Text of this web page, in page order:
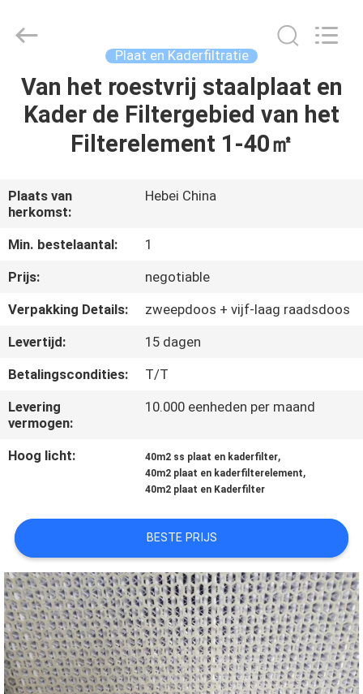
HUIS
PRODUCTEN
VIDEO'S
ONGEVEER
ONS
FABRIEKSREIS
KWALITEITSCONTROLE
CONTACTEER
ONS
GEVALLEN
SITEMAP
PRIVACY
POLICY
Rights
Plaat en Kaderfiltratie
Van het roestvrij staalplaat en
Kader de Filtergebied van het
Filterelement 1-40㎡
Plaats van
herkomst:
Hebei China
Min. bestelaantal:
1
Prijs:
negotiable
Verpakking Details:
zweepdoos + vijf-laag raadsdoos
Levertijd:
15 dagen
Betalingscondities:
T/T
Levering
vermogen:
10.000 eenheden per maand
Hoog licht: 40m2 ss plaat en kaderfilter,
40m2 plaat en kaderfilterelement,
40m2 plaat en Kaderfilter
BESTE PRIJS